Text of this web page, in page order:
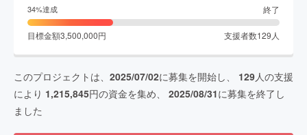
34%達成 終了
目標金額3,500,000円 支援者数129 人
このプロジェクトは、 2025/07/02に募集を開始し、 129人の支援
により 1,215,845円の資金を集め、 2025/08/31に募集を終了し
ました